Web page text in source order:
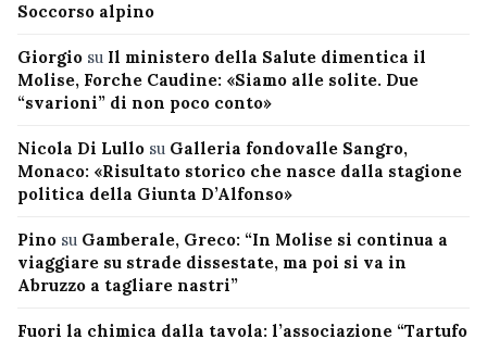
Soccorso alpino
Giorgio su Il ministero della Salute dimentica il
Molise, Forche Caudine: «Siamo alle solite. Due
“svarioni” di non poco conto»
Nicola Di Lullo su Galleria fondovalle Sangro,
Monaco: «Risultato storico che nasce dalla stagione
politica della Giunta D’Alfonso»
Pino su Gamberale, Greco: “In Molise si continua a
viaggiare su strade dissestate, ma poi si va in
Abruzzo a tagliare nastri”
Fuori la chimica dalla tavola: l’associazione “Tartufo